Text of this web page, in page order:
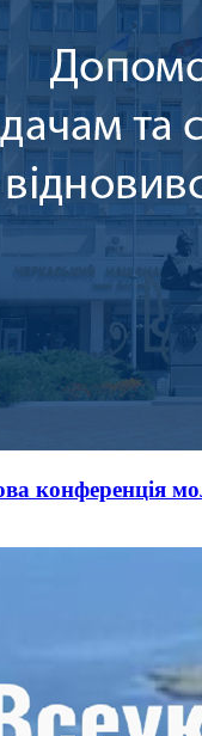
конференція